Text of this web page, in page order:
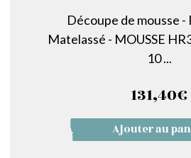
Découpe de mousse -
Matelassé - MOUSSE
10 ...
131,40€
Ajouter au